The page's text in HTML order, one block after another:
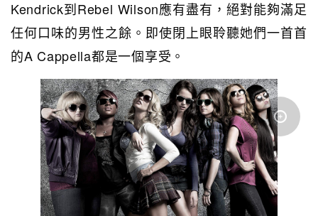
Kendrick到Rebel Wilson應有盡有，絕對能夠滿足
任何口味的男性之餘。即使閉上眼聆聽她們一首首
的A Cappella都是一個享受。